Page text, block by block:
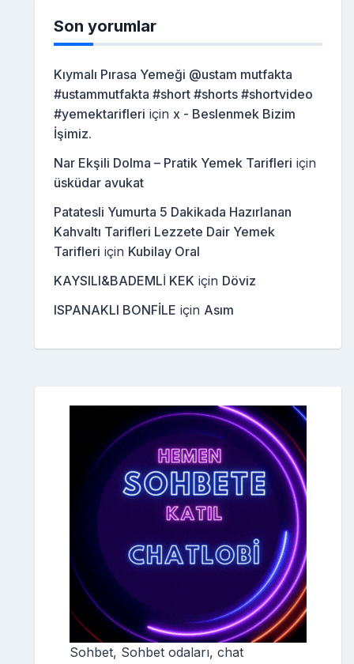
Son yorumlar
Kıymalı Pırasa Yemeği @ustam mutfakta
#ustammutfakta #short #shorts #shortvideo
#yemektarifleri için x - Beslenmek Bizim
İşimiz.
Nar Ekşili Dolma – Pratik Yemek Tarifleri için
üsküdar avukat
Patatesli Yumurta 5 Dakikada Hazırlanan
Kahvaltı Tarifleri Lezzete Dair Yemek
Tarifleri için Kubilay Oral
KAYSILI&BADEMLİ KEK için Döviz
ISPANAKLI BONFİLE için Asım
Sohbet, Sohbet odaları, chat